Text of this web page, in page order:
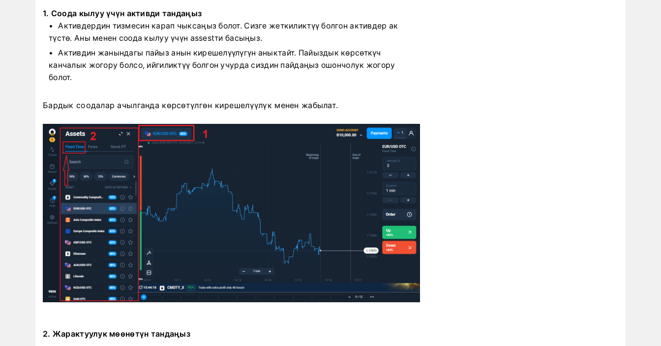
1. Соода кылуу үчүн активди тандаңыз
Активдердин тизмесин карап чыксаңыз болот. Сизге жеткиликтүү болгон активдер ак
түстө. Аны менен соода кылуу үчүн assestти басыңыз.
Активдин жанындагы пайыз анын кирешелүүлүгүн аныктайт. Пайыздык көрсөткүч
канчалык жогору болсо, ийгиликтүү болгон учурда сиздин пайдаңыз ошончолук жогору
болот.
Бардык соодалар ачылганда көрсөтүлгөн кирешелүүлүк менен жабылат.
2. Жарактуулук мөөнөтүн тандаңыз